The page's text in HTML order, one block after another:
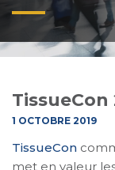
TissueCon
1 OCTOBRE 2019
TissueCon
met en valeur